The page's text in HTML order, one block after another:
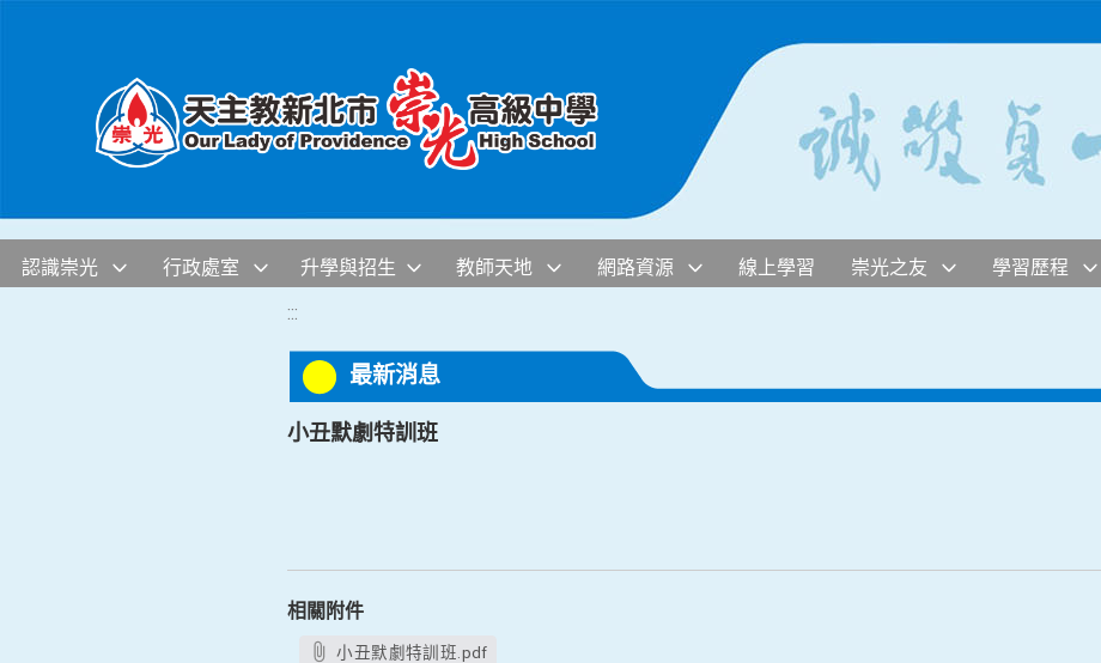
認識崇光 行政處室 升學與招生 教師天地 網路資源 線上學習 崇光之友 學習歷程
:::
最新消息
小丑默劇特訓班
相關附件
小丑默劇特訓班.pdf